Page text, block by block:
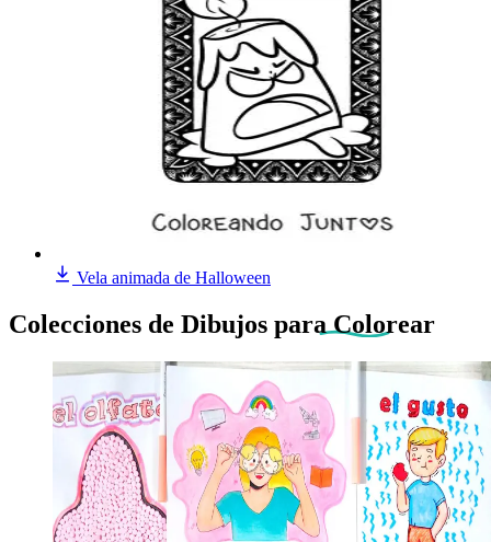
Vela animada de Halloween
Colecciones de Dibujos para Colorear